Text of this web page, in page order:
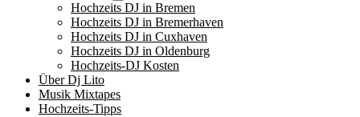
Hochzeits DJ in Bremen
Hochzeits DJ in Bremerhaven
Hochzeits DJ in Cuxhaven
Hochzeits DJ in Oldenburg
Hochzeits-DJ Kosten
Über Dj Lito
Musik Mixtapes
Hochzeits-Tipps